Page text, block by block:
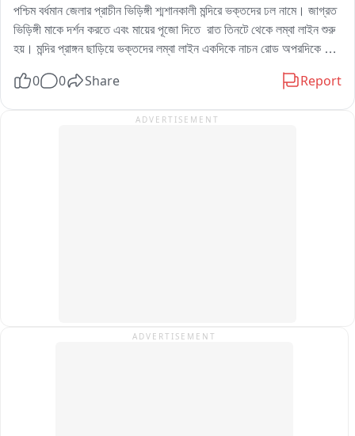
পশ্চিম বর্ধমান জেলার প্রাচীন ভিড়িঙ্গী শ্মশানকালী মন্দিরে ভক্তদের ঢল নামে। জাগ্রত
ভিড়িঙ্গী মাকে দর্শন করতে এবং মায়ের পূজো দিতে  রাত তিনটে থেকে লম্বা লাইন শুরু
হয়। মন্দির প্রাঙ্গন ছাড়িয়ে ভক্তদের লম্বা লাইন একদিকে নাচন রোড অপরদিকে
বৃহস্পতিবার মায়ের বিশেষ পূজো পাঠ মায়ের ভোগ নিবেদন হয় এবং ভক্তদের খিচুড়ি
0 0 Share Report
ADVERTISEMENT
ADVERTISEMENT